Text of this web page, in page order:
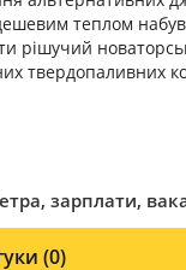
теплом
рішучий
твердопаливних
поєднують
які обмеження
в
користь ППФ
Надійність
зарплати,
(0)